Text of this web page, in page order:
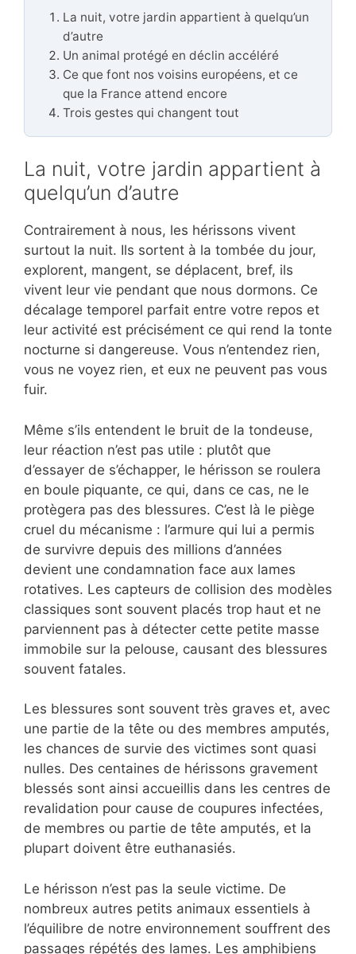
La nuit, votre jardin appartient à quelqu’un
d’autre
Un animal protégé en déclin accéléré
Ce que font nos voisins européens, et ce
que la France attend encore
Trois gestes qui changent tout
La nuit, votre jardin appartient à
quelqu’un d’autre
Contrairement à nous, les hérissons vivent
surtout la nuit. Ils sortent à la tombée du jour,
explorent, mangent, se déplacent, bref, ils
vivent leur vie pendant que nous dormons. Ce
décalage temporel parfait entre votre repos et
leur activité est précisément ce qui rend la tonte
nocturne si dangereuse. Vous n’entendez rien,
vous ne voyez rien, et eux ne peuvent pas vous
fuir.
Même s’ils entendent le bruit de la tondeuse,
leur réaction n’est pas utile : plutôt que
d’essayer de s’échapper, le hérisson se roulera
en boule piquante, ce qui, dans ce cas, ne le
protègera pas des blessures. C’est là le piège
cruel du mécanisme : l’armure qui lui a permis
de survivre depuis des millions d’années
devient une condamnation face aux lames
rotatives. Les capteurs de collision des modèles
classiques sont souvent placés trop haut et ne
parviennent pas à détecter cette petite masse
immobile sur la pelouse, causant des blessures
souvent fatales.
Les blessures sont souvent très graves et, avec
une partie de la tête ou des membres amputés,
les chances de survie des victimes sont quasi
nulles. Des centaines de hérissons gravement
blessés sont ainsi accueillis dans les centres de
revalidation pour cause de coupures infectées,
de membres ou partie de tête amputés, et la
plupart doivent être euthanasiés.
Le hérisson n’est pas la seule victime. De
nombreux autres petits animaux essentiels à
l’équilibre de notre environnement souffrent des
passages répétés des lames. Les amphibiens